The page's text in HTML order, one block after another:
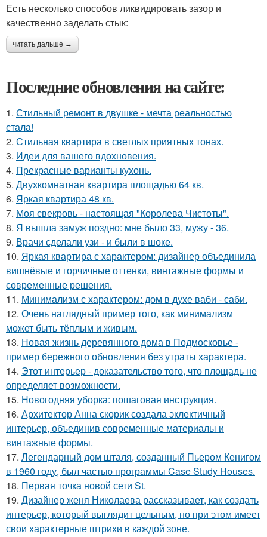
Есть несколько способов ликвидировать зазор и
качественно заделать стык:
читать дальше →
Последние обновления на сайте:
1. Стильный ремонт в двушке - мечта реальностью
стала!
2. Стильная квартира в светлых приятных тонах.
3. Идеи для вашего вдохновения.
4. Прекрасные варианты кухонь.
5. Двухкомнатная квартира площадью 64 кв.
6. Яркая квартира 48 кв.
7. Моя свекровь - настоящая "Королева Чистоты".
8. Я вышла замуж поздно: мне было 33, мужу - 36.
9. Врачи сделали узи - и были в шоке.
10. Яркая квартира с характером: дизайнер объединила
вишнёвые и горчичные оттенки, винтажные формы и
современные решения.
11. Минимализм с характером: дом в духе ваби - саби.
12. Очень наглядный пример того, как минимализм
может быть тёплым и живым.
13. Новая жизнь деревянного дома в Подмосковье -
пример бережного обновления без утраты характера.
14. Этот интерьер - доказательство того, что площадь не
определяет возможности.
15. Новогодняя уборка: пошаговая инструкция.
16. Архитектор Анна скорик создала эклектичный
интерьер, объединив современные материалы и
винтажные формы.
17. Легендарный дом шталя, созданный Пьером Кенигом
в 1960 году, был частью программы Case Study Houses.
18. Первая точка новой сети St.
19. Дизайнер женя Николаева рассказывает, как создать
интерьер, который выглядит цельным, но при этом имеет
свои характерные штрихи в каждой зоне.